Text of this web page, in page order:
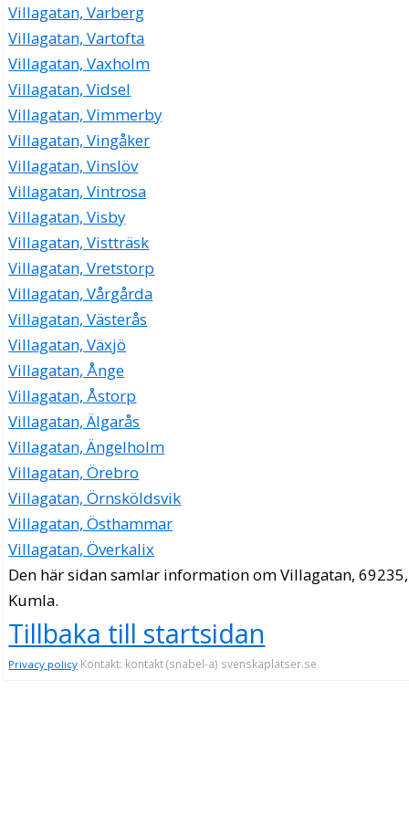
Villagatan, Varberg
Villagatan, Vartofta
Villagatan, Vaxholm
Villagatan, Vidsel
Villagatan, Vimmerby
Villagatan, Vingåker
Villagatan, Vinslöv
Villagatan, Vintrosa
Villagatan, Visby
Villagatan, Vistträsk
Villagatan, Vretstorp
Villagatan, Vårgårda
Villagatan, Västerås
Villagatan, Växjö
Villagatan, Ånge
Villagatan, Åstorp
Villagatan, Älgarås
Villagatan, Ängelholm
Villagatan, Örebro
Villagatan, Örnsköldsvik
Villagatan, Östhammar
Villagatan, Överkalix
Den här sidan samlar information om Villagatan, 69235,
Kumla.
Tillbaka till startsidan
Privacy policy Kontakt: kontakt (snabel-a) svenskaplatser.se